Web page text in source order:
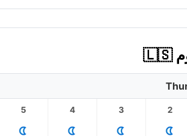
2
3
4
5